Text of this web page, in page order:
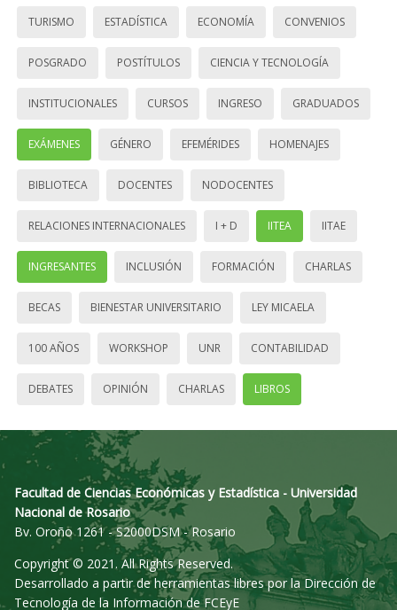
TURISMO ESTADÍSTICA ECONOMÍA CONVENIOS
POSGRADO POSTÍTULOS CIENCIA Y TECNOLOGÍA
INSTITUCIONALES CURSOS INGRESO GRADUADOS
EXÁMENES GÉNERO EFEMÉRIDES HOMENAJES
BIBLIOTECA DOCENTES NODOCENTES
RELACIONES INTERNACIONALES I + D IITEA IITAE
INGRESANTES INCLUSIÓN FORMACIÓN CHARLAS
BECAS BIENESTAR UNIVERSITARIO LEY MICAELA
100 AÑOS WORKSHOP UNR CONTABILIDAD
DEBATES OPINIÓN CHARLAS LIBROS
Facultad de Ciencias Económicas y Estadística - Universidad
Nacional de Rosario
Bv. Oroño 1261 - S2000DSM - Rosario
Copyright © 2021. All Rights Reserved.
Desarrollado a partir de herramientas libres por la Dirección de
Tecnología de la Información de FCEyE